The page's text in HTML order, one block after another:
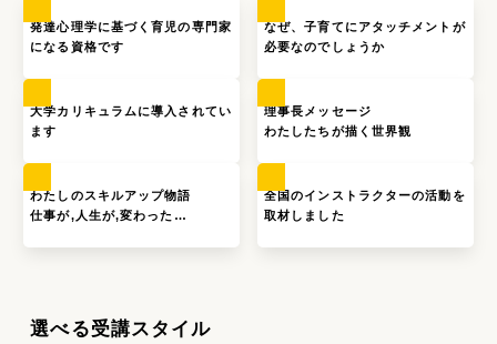
発達心理学に基づく育児の専門家
になる資格です
なぜ、子育てにアタッチメントが
必要なのでしょうか
大学カリキュラムに導入されてい
ます
理事長メッセージ
わたしたちが描く世界観
わたしのスキルアップ物語
仕事が,人生が,変わった…
全国のインストラクターの活動を
取材しました
選べる受講スタイル